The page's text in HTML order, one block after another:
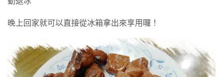
晚上回家就可以直接從冰箱拿出來享用囉！